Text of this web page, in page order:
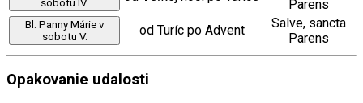
sobotu IV.
Parens
Bl. Panny Márie v
sobotu V.
od Turíc po Advent
Salve, sancta
Parens
Opakovanie udalosti